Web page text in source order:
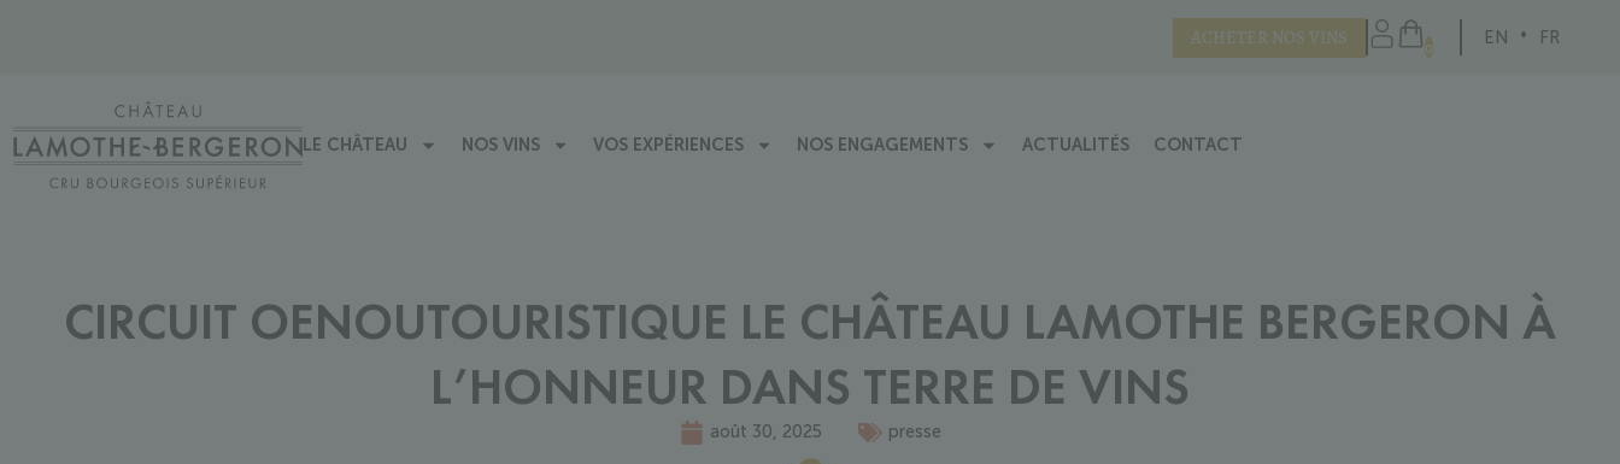
ACHETER NOS VINS 0 EN FR
LE CHÂTEAU NOS VINS VOS EXPÉRIENCES NOS ENGAGEMENTS ACTUALITÉS CONTACT
CIRCUIT OENOUTOURISTIQUE LE CHÂTEAU LAMOTHE BERGERON À
L’HONNEUR DANS TERRE DE VINS
août 30, 2025 presse